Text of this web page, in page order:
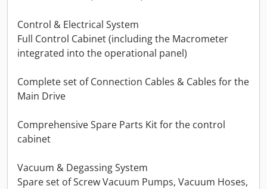
Control & Electrical System
Full Control Cabinet (including the Macrometer
integrated into the operational panel)
Complete set of Connection Cables & Cables for the
Main Drive
Comprehensive Spare Parts Kit for the control
cabinet
Vacuum & Degassing System
Spare set of Screw Vacuum Pumps, Vacuum Hoses,